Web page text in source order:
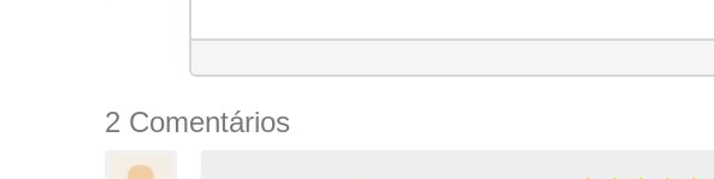
2 Comentários